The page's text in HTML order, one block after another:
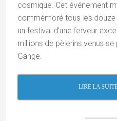
cosmique. Cet événement
commémoré tous les douze
un festival d’une ferveur
millions de pèlerins venus
Gange.
LIRE LA